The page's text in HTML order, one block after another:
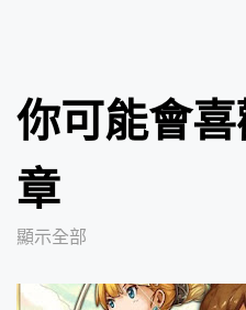
你可能會
章
顯示全部